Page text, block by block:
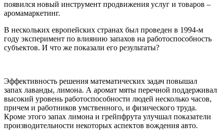
появился новый инструмент продвижения услуг и товаров –
аромамаркетинг.
В нескольких европейских странах был проведен в 1994-м
году эксперимент по влиянию запахов на работоспособность
субъектов. И что же показали его результаты?
Эффективность решения математических задач повышал
запах лаванды, лимона. А аромат мяты перечной поддерживал
высокий уровень работоспособности людей несколько часов,
причем и работников умственного, и физического труда.
Кроме этого запах лимона и грейпфрута улучшал показатели
производительности некоторых аспектов вождения авто.